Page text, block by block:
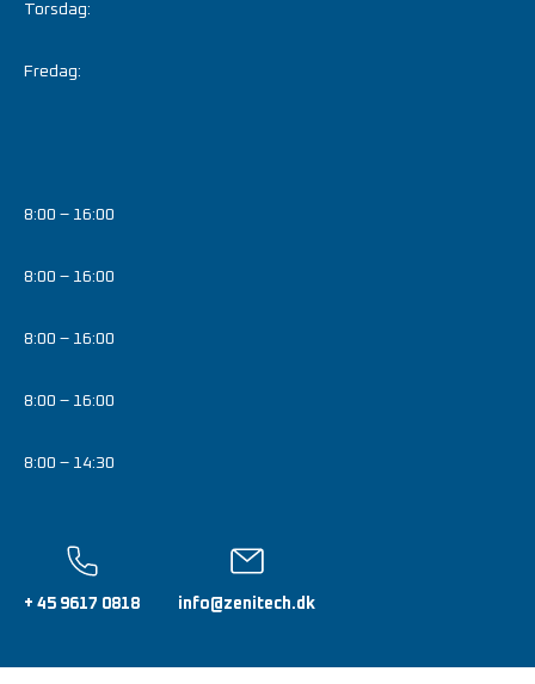
Torsdag:
Fredag:
8:00 – 16:00
8:00 – 16:00
8:00 – 16:00
8:00 – 16:00
8:00 – 14:30
+ 45 9617 0818 info@zenitech.dk